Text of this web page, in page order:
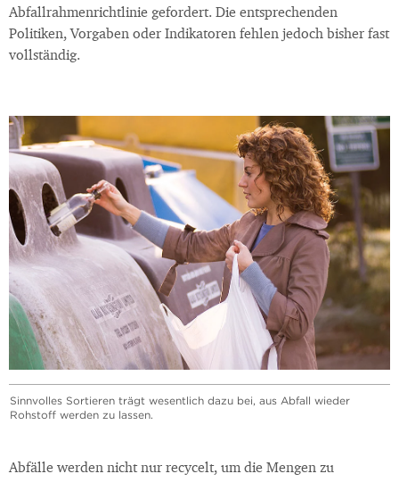
Abfallrahmenrichtlinie gefordert. Die entsprechenden
Politiken, Vorgaben oder Indikatoren fehlen jedoch bisher fast
vollständig.
Sinnvolles Sortieren trägt wesentlich dazu bei, aus Abfall wieder
Rohstoff werden zu lassen.
Abfälle werden nicht nur recycelt, um die Mengen zu